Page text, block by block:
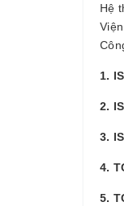
Hệ
1.
2.
3.
4.
5.